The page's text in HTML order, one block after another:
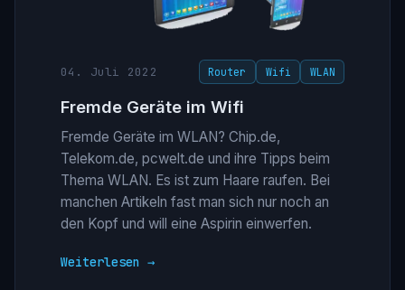
04. Juli 2022 Router Wifi WLAN
Fremde Geräte im Wifi
Fremde Geräte im WLAN? Chip.de,
Telekom.de, pcwelt.de und ihre Tipps beim
Thema WLAN. Es ist zum Haare raufen. Bei
manchen Artikeln fast man sich nur noch an
den Kopf und will eine Aspirin einwerfen.
Weiterlesen →